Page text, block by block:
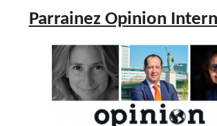
Parrainez Opinion